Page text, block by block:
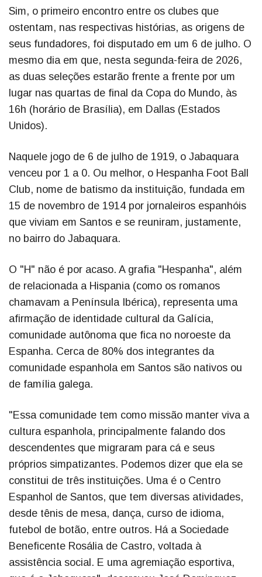
Sim, o primeiro encontro entre os clubes que
ostentam, nas respectivas histórias, as origens de
seus fundadores, foi disputado em um 6 de julho. O
mesmo dia em que, nesta segunda-feira de 2026,
as duas seleções estarão frente a frente por um
lugar nas quartas de final da Copa do Mundo, às
16h (horário de Brasília), em Dallas (Estados
Unidos).
Naquele jogo de 6 de julho de 1919, o Jabaquara
venceu por 1 a 0. Ou melhor, o Hespanha Foot Ball
Club, nome de batismo da instituição, fundada em
15 de novembro de 1914 por jornaleiros espanhóis
que viviam em Santos e se reuniram, justamente,
no bairro do Jabaquara.
O "H" não é por acaso. A grafia "Hespanha", além
de relacionada a Hispania (como os romanos
chamavam a Península Ibérica), representa uma
afirmação de identidade cultural da Galícia,
comunidade autônoma que fica no noroeste da
Espanha. Cerca de 80% dos integrantes da
comunidade espanhola em Santos são nativos ou
de família galega.
"Essa comunidade tem como missão manter viva a
cultura espanhola, principalmente falando dos
descendentes que migraram para cá e seus
próprios simpatizantes. Podemos dizer que ela se
constitui de três instituições. Uma é o Centro
Espanhol de Santos, que tem diversas atividades,
desde tênis de mesa, dança, curso de idioma,
futebol de botão, entre outros. Há a Sociedade
Beneficente Rosália de Castro, voltada à
assistência social. E uma agremiação esportiva,